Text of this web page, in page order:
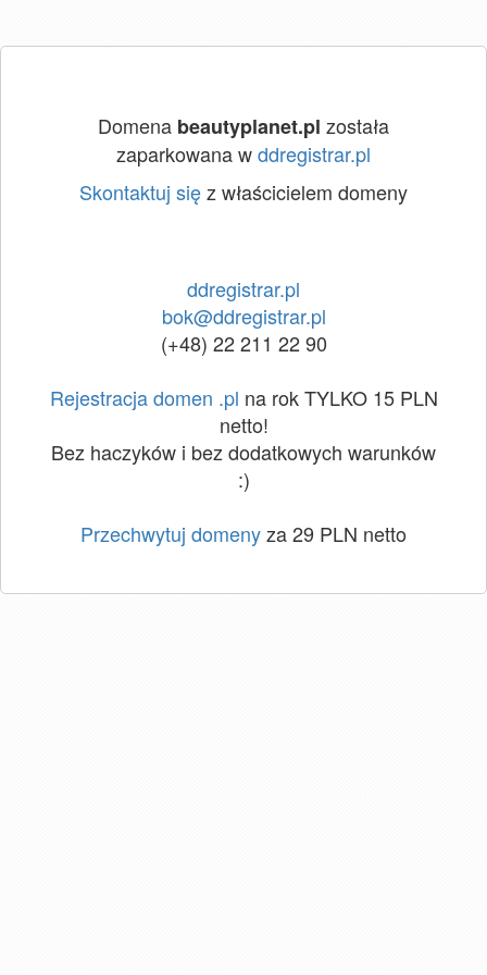
Domena beautyplanet.pl została
zaparkowana wddregistrar.pl
Skontaktuj sięz właścicielem domeny
ddregistrar.pl
bok@ddregistrar.pl
(+48) 22 211 22 90
Rejestracja domen .pl na rok TYLKO 15 PLN
netto!
Bez haczyków i bez dodatkowych warunków
:)
Przechwytuj domenyza 29 PLN netto